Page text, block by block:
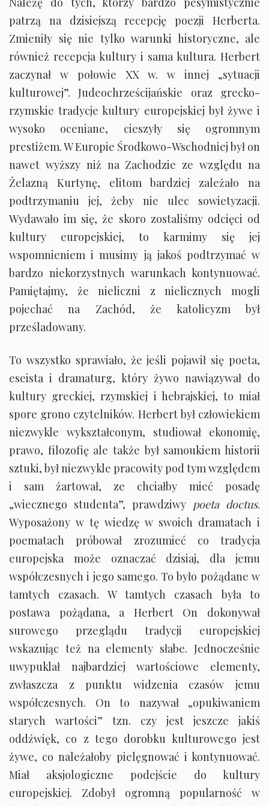
patrzą na dzisiejszą recepcję poezji Herberta.
Zmieniły się nie tylko warunki historyczne, ale
również recepcja kultury i sama kultura. Herbert
zaczynał w połowie XX w. w innej „sytuacji
kulturowej”. Judeochrześcijańskie oraz grecko-
rzymskie tradycje kultury europejskiej był żywe i
wysoko oceniane, cieszyły się ogromnym
prestiżem. W Europie Środkowo-Wschodniej był on
nawet wyższy niż na Zachodzie ze względu na
Żelazną Kurtynę, elitom bardziej zależało na
podtrzymaniu jej, żeby nie ulec sowietyzacji.
Wydawało im się, że skoro zostaliśmy odcięci od
kultury europejskiej, to karmimy się jej
wspomnieniem i musimy ją jakoś podtrzymać w
bardzo niekorzystnych warunkach kontynuować.
Pamiętajmy, że nieliczni z nielicznych mogli
pojechać na Zachód, że katolicyzm był
prześladowany.
To wszystko sprawiało, że jeśli pojawił się poeta,
eseista i dramaturg, który żywo nawiązywał do
kultury greckiej, rzymskiej i hebrajskiej, to miał
spore grono czytelników. Herbert był człowiekiem
niezwykle wykształconym, studiował ekonomię,
prawo, filozofię ale także był samoukiem historii
sztuki, był niezwykle pracowity pod tym względem
i sam żartował, ze chciałby mieć posadę
„wiecznego studenta”, prawdziwy poeta doctus.
Wyposażony w tę wiedzę w swoich dramatach i
poematach próbował zrozumieć co tradycja
europejska może oznaczać dzisiaj, dla jemu
współczesnych i jego samego. To było pożądane w
tamtych czasach. W tamtych czasach była to
postawa pożądana, a Herbert On dokonywał
surowego przeglądu tradycji europejskiej
wskazując też na elementy słabe. Jednocześnie
uwypuklał najbardziej wartościowe elementy,
zwłaszcza z punktu widzenia czasów jemu
współczesnych. On to nazywał „opukiwaniem
starych wartości” tzn. czy jest jeszcze jakiś
oddźwięk, co z tego dorobku kulturowego jest
żywe, co należałoby pielęgnować i kontynuować.
Miał aksjologiczne podejście do kultury
europejskiej. Zdobył ogromną popularność w